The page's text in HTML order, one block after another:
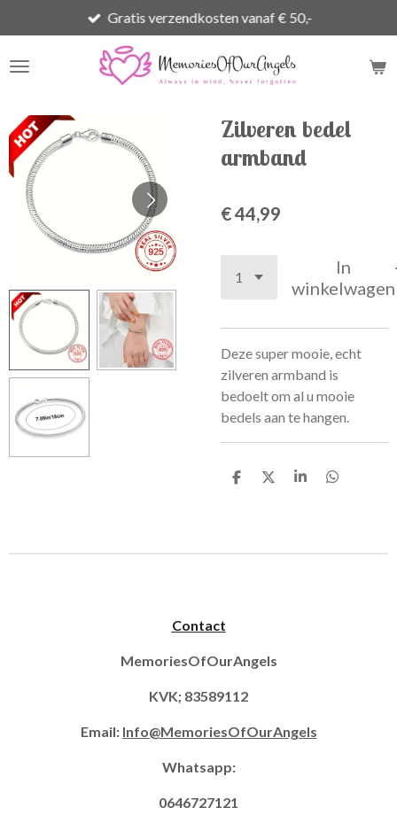
direct
naar
Gratis verzendkosten vanaf € 50,-
Zilveren bedel
armband
€ 44,99
In
winkelwagen
Deze super mooie, echt
zilveren armband is
bedoelt om al u mooie
bedels aan te hangen.
D
D
S
D
Contact
MemoriesOfOurAngels
KVK; 83589112
Email: Info@MemoriesOfOurAngels
Whatsapp:
0646727121